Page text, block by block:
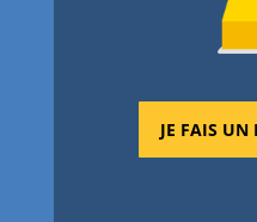
JE FAIS UN